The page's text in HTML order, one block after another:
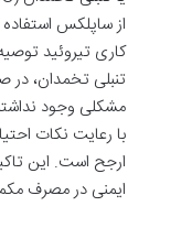
از ساپلکس استفاده
کاری تیروئید
تنبلی تخمدان، در
مشکلی وجود
با رعایت نکات
ارجح است. این
ایمنی در مصرف